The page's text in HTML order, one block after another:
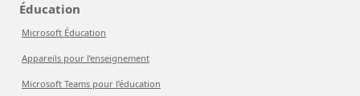
Éducation
Microsoft Éducation
Appareils pour l’enseignement
Microsoft Teams pour l’éducation